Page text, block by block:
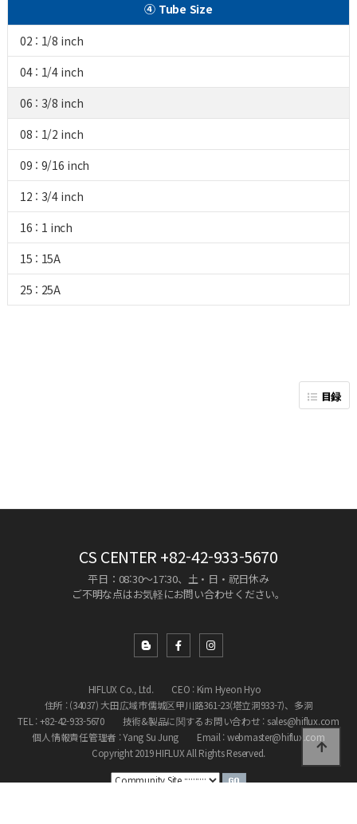
④ Tube Size
02 : 1/8 inch
04 : 1/4 inch
06 : 3/8 inch
08 : 1/2 inch
09 : 9/16 inch
12 : 3/4 inch
16 : 1 inch
15 : 15A
25 : 25A
目録
CS CENTER +82-42-933-5670
平日：08:30～17:30、土・日・祝日休み
ご不明な点はお気軽にお問い合わせください。
HIFLUX Co., Ltd.
CEO : Kim Hyeon Hyo
住所 : (34037) 大田広域市儒城区甲川路361-23(塔立洞933-7)、多洞
TEL : +82-42-933-5670
技術&製品に関するお問い合わせ : sales@hiflux.com
個人情報責任管理者 : Yang Su Jung
Email : webmaster@hiflux.com
Copyright 2019 HIFLUX All Rights Reserved.